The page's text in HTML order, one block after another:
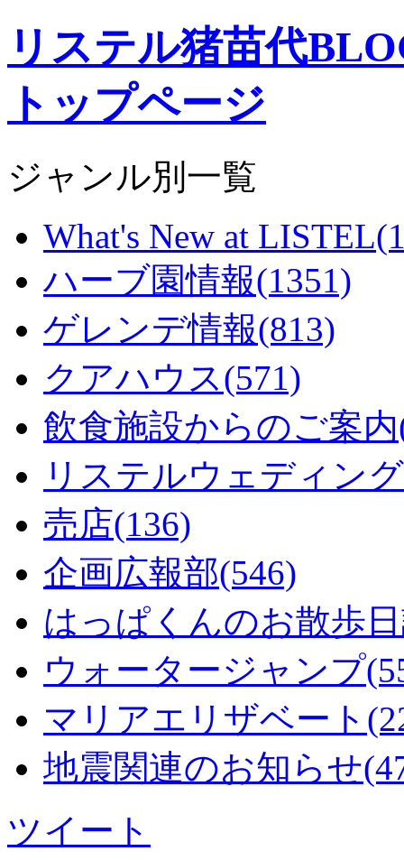
リステル猪苗代
トップページ
ジャンル別一覧
What's New at
ハーブ園情報(1351)
ゲレンデ情報(813)
クアハウス(571)
飲食施設からのご案内
リステルウェディン
売店(136)
企画広報部(546)
はっぱくんのお散歩
ウォータージャンプ
マリアエリザベート
地震関連のお知らせ
ツイート